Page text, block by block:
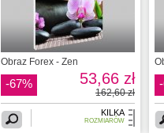
Obraz Forex - Zen
-67% 53,66 zł
162,60 zł
KILKA
ROZMIARÓW